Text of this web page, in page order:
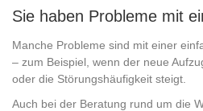
Sie haben Probleme mit
Manche Probleme sind mit einer
– zum Beispiel, wenn der neue
oder die Störungshäufigkeit steigt.
Auch bei der Beratung rund um die